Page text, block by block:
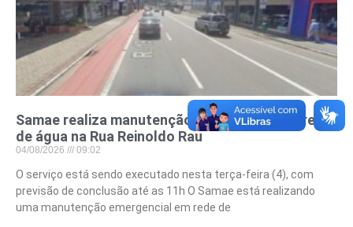
Samae realiza manutenção emergencial em rede
de água na Rua Reinoldo Rau
04/08/2026 09:02
O serviço está sendo executado nesta terça-feira (4), com
previsão de conclusão até as 11h O Samae está realizando
uma manutenção emergencial em rede de